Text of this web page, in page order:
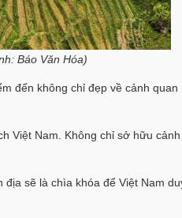
Báo Văn Hóa)
đến không chỉ đẹp về cảnh
Việt Nam. Không chỉ sở hữu
sẽ là chìa khóa để Việt Nam